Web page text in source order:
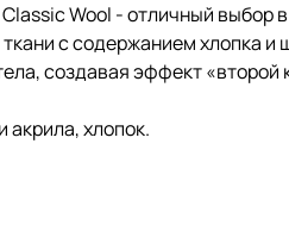
Wool - отличный
с содержанием хлопка
создавая эффект «второй
хлопок.